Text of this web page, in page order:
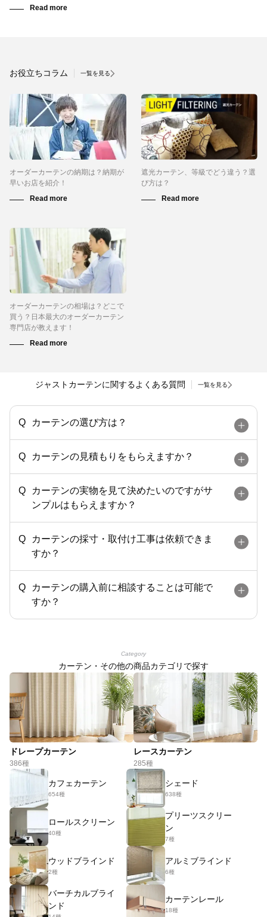
お役立ちコラム 一覧を見る
オーダーカーテンの納期は？納期が
早いお店を紹介！
遮光カーテン、等級でどう違う？選
び方は？
オーダーカーテンの相場は？どこで
買う？日本最大のオーダーカーテン
専門店が教えます！
ジャストカーテンに関するよくある質問 一覧を見る
カーテンの選び方は？
カーテンの見積もりをもらえますか？
カーテンの実物を見て決めたいのですがサ
ンプルはもらえますか？
カーテンの採寸・取付け工事は依頼できま
すか？
カーテンの購入前に相談することは可能で
すか？
Category
カーテン・その他の商品カテゴリで探す
ドレープカーテン
386種
レースカーテン
285種
カフェカーテン
654種
シェード
638種
ロールスクリーン
40種
プリーツスクリー
ン
7種
ウッドブラインド
2種
アルミブラインド
6種
バーチカルブライ
ンド
カーテンレール
18種